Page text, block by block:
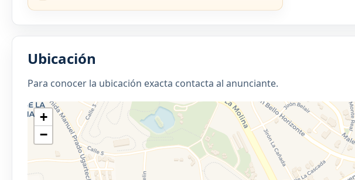
Ubicación
Para conocer la ubicación exacta contacta al anunciante.
+
−